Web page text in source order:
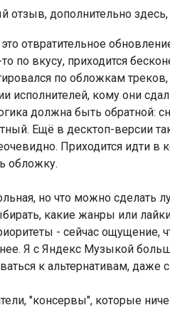
отзыв, дополнительно
отвратительное
по вкусу, приходится
по обложкам
исполнителей, кому они
должна быть обратной:
Ещё в десктоп-версии
Приходится идти
обложку.
но что можно сделать
какие жанры или
- сейчас ощущение,
Я с Яндекс Музыкой
к альтернативам,
"консервы", которые